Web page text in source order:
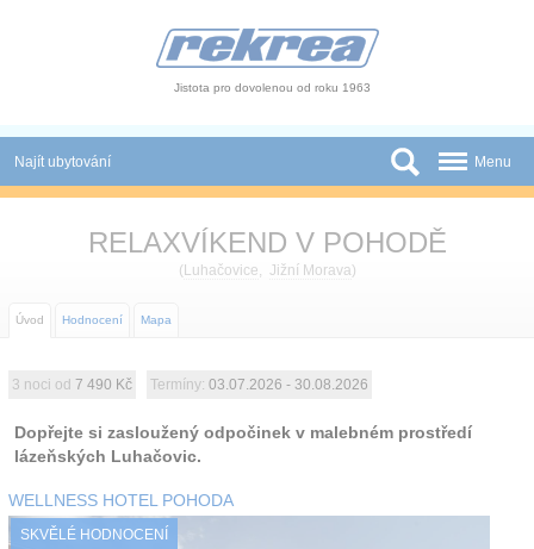
Jistota pro dovolenou od roku 1963
Najít ubytování
Autobusové zájezdy
Atrakce
O nás
Menu
RELAXVÍKEND V POHODĚ
( Luhačovice, Jižní Morava)
Úvod Hodnocení Mapa
3 noci od 7 490 Kč Termíny: 03.07.2026 - 30.08.2026
Dopřejte si zasloužený odpočinek v malebném prostředí
lázeňských Luhačovic.
WELLNESS HOTEL POHODA
SKVĚLÉ HODNOCENÍ